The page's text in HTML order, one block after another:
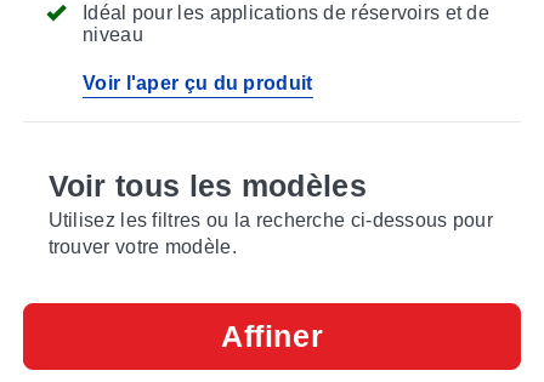
Idéal pour les applications de réservoirs et de
niveau
Voir l'aper çu du produit
Voir tous les modèles
Utilisez les filtres ou la recherche ci-dessous pour
trouver votre modèle.
Affiner